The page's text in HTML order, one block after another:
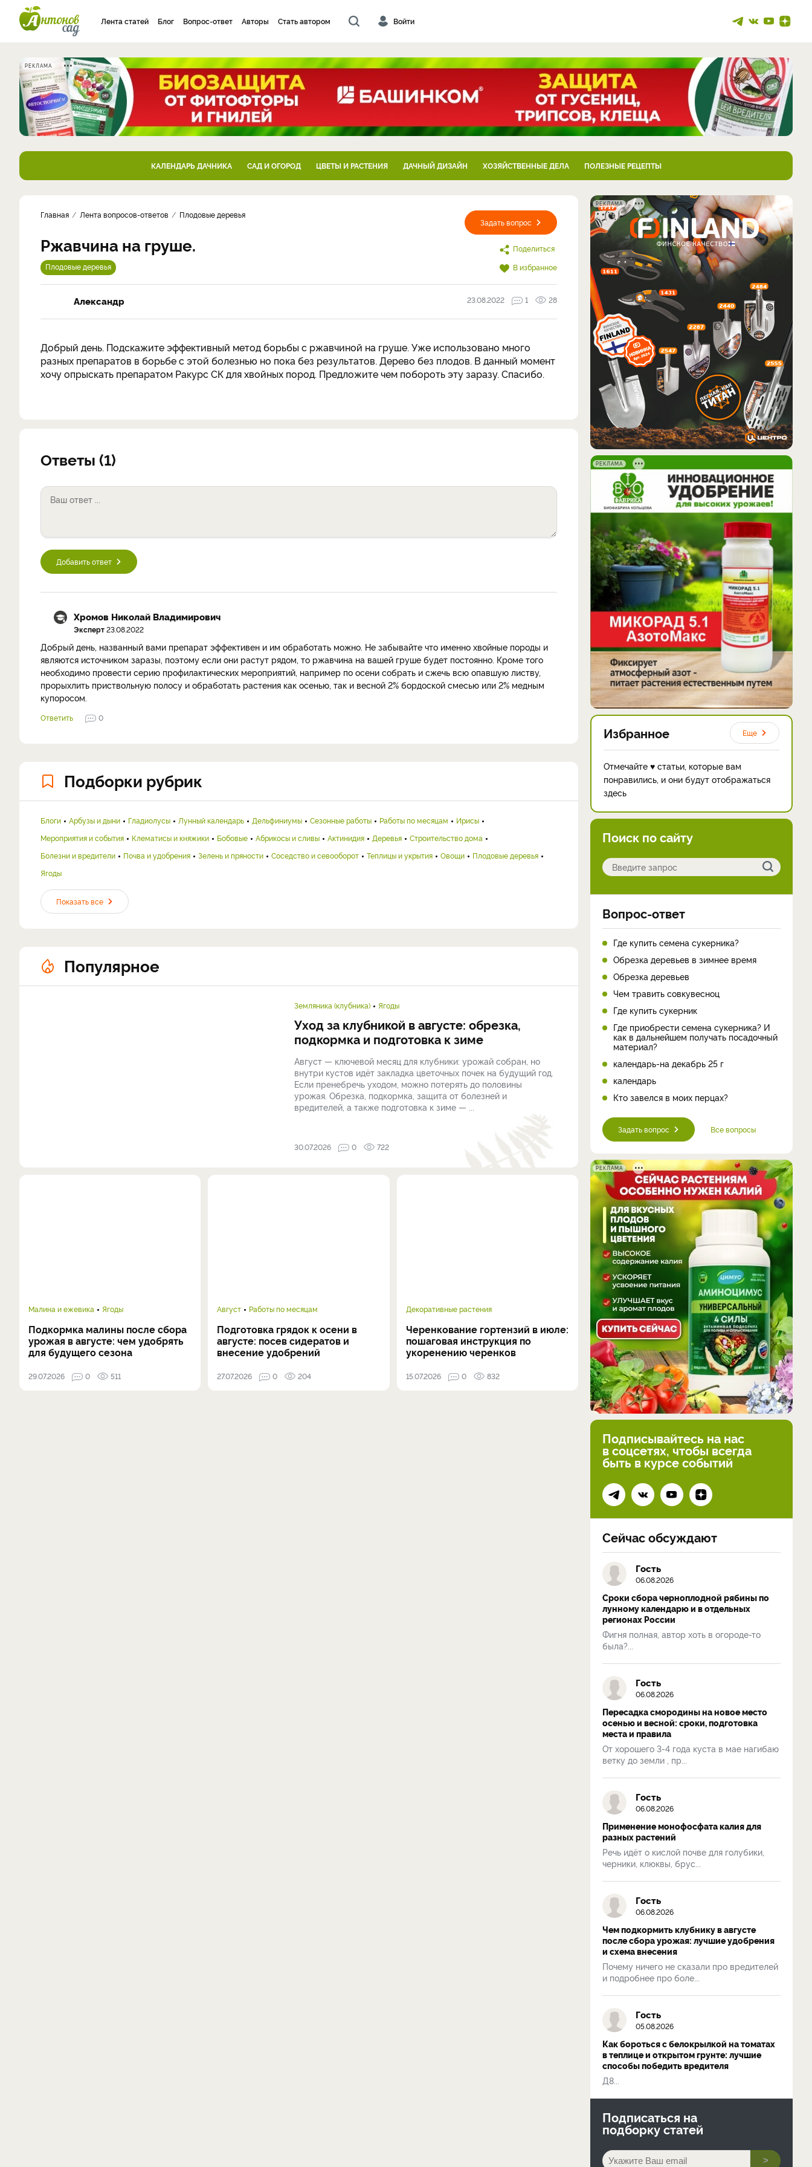
Лента статей Блог Вопрос-ответ Авторы Стать автором Войти
РЕКЛАМА
КАЛЕНДАРЬ ДАЧНИКА САД И ОГОРОД ЦВЕТЫ И РАСТЕНИЯ ДАЧНЫЙ ДИЗАЙН ХОЗЯЙСТВЕННЫЕ ДЕЛА ПОЛЕЗНЫЕ РЕЦЕПТЫ
Задать вопрос
Поделиться
В избранное
Главная Лента вопросов-ответов Плодовые деревья
Ржавчина на груше.
Плодовые деревья
Александр 23.08.2022 1 28
Добрый день. Подскажите эффективный метод борьбы с ржавчиной на груше. Уже использовано много
разных препаратов в борьбе с этой болезнью но пока без результатов. Дерево без плодов. В данный момент
хочу опрыскать препаратом Ракурс СК для хвойных пород. Предложите чем побороть эту заразу. Спасибо.
Ответы (1)
Добавить ответ
Хромов Николай Владимирович
Эксперт23.08.2022
Добрый день, названный вами препарат эффективен и им обработать можно. Не забывайте что именно хвойные породы и
являются источником заразы, поэтому если они растут рядом, то ржавчина на вашей груше будет постоянно. Кроме того
необходимо провести серию профилактических мероприятий, например по осени собрать и сжечь всю опавшую листву,
прорыхлить приствольную полосу и обработать растения как осенью, так и весной 2% бордоской смесью или 2% медным
купоросом.
Ответить 0
Подборки рубрик
Блоги Арбузы и дыни Гладиолусы Лунный календарь Дельфиниумы Сезонные работы Работы по месяцам
Ирисы
Мероприятия и события
Клематисы и княжики Бобовые Абрикосы и сливы Актинидия Деревья
Строительство дома
Болезни и вредители
Почва и удобрения Зелень и пряности Соседство и севооборот Теплицы и укрытия Овощи
Плодовые деревья
Ягоды
Показать все
Популярное
Земляника (клубника) Ягоды
Уход за клубникой в августе: обрезка,
подкормка и подготовка к зиме
Август — ключевой месяц для клубники: урожай собран, но
внутри кустов идёт закладка цветочных почек на будущий год.
Если пренебречь уходом, можно потерять до половины
урожая. Обрезка, подкормка, защита от болезней и
вредителей, а также подготовка к зиме — ...
30.07.2026 0 722
Малина и ежевика Ягоды
Подкормка малины после сбора
урожая в августе: чем удобрять
для будущего сезона
29.07.2026 0 511
Август Работы по месяцам
Подготовка грядок к осени в
августе: посев сидератов и
внесение удобрений
27.07.2026 0 204
Декоративные растения
Черенкование гортензий в июле:
пошаговая инструкция по
укоренению черенков
15.07.2026 0 832
РЕКЛАМА
РЕКЛАМА
Избранное Еще
Отмечайте ♥ статьи, которые вам
понравились, и они будут отображаться
здесь
Поиск по сайту
Вопрос-ответ
Где купить семена сукерника?
Обрезка деревьев в зимнее время
Обрезка деревьев
Чем травить совкувесноц
Где купить сукерник
Где приобрести семена сукерника? И
как в дальнейшем получать посадочный
материал?
календарь-на декабрь 25 г
календарь
Кто завелся в моих перцах?
Задать вопрос Все вопросы
РЕКЛАМА
Подписывайтесь на нас
в соцсетях, чтобы всегда
быть в курсе событий
Сейчас обсуждают
Гость
06.08.2026
Сроки сбора черноплодной рябины по
лунному календарю и в отдельных
регионах России
Фигня полная, автор хоть в огороде-то
была?...
Гость
06.08.2026
Пересадка смородины на новое место
осенью и весной: сроки, подготовка
места и правила
От хорошего 3-4 года куста в мае нагибаю
ветку до земли , пр...
Гость
06.08.2026
Применение монофосфата калия для
разных растений
Речь идёт о кислой почве для голубики,
черники, клюквы, брус...
Гость
06.08.2026
Чем подкормить клубнику в августе
после сбора урожая: лучшие удобрения
и схема внесения
Почему ничего не сказали про вредителей
и подробнее про боле...
Гость
05.08.2026
Как бороться с белокрылкой на томатах
в теплице и открытом грунте: лучшие
способы победить вредителя
Д8...
Подписаться на
подборку статей
>